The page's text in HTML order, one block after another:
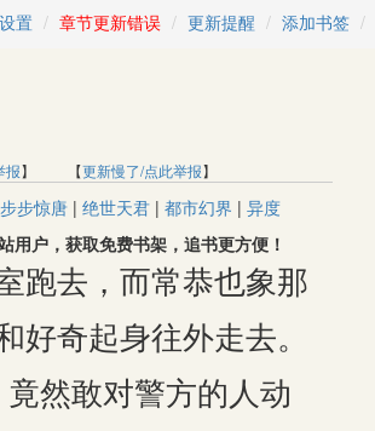
置 章节更新错误 更新提醒 添加书签
报】 【更新慢了/点此举报】
步步惊唐 | 绝世天君 | 都市幻界 | 异度
户，获取免费书架，追书更方便！
跑去，而常恭也象那
好奇起身往外走去。
然敢对警方的人动